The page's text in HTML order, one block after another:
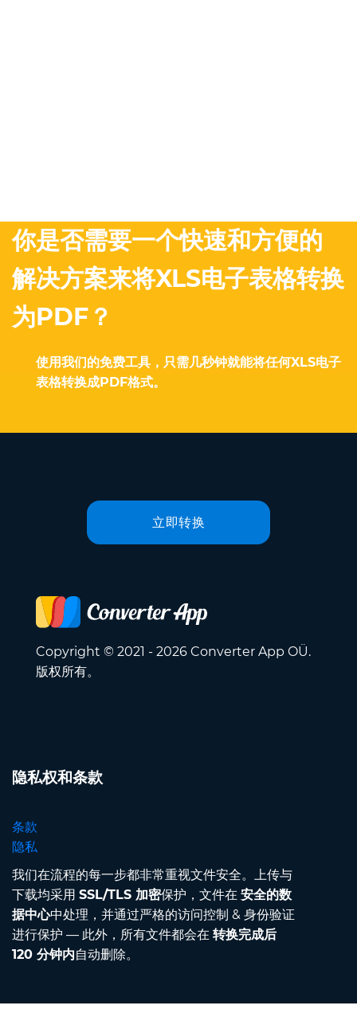
你是否需要一个快速和方便的
解决方案来将XLS电子表格转换
为PDF？
使用我们的免费工具，只需几秒钟就能将任何XLS电子
表格转换成PDF格式。
立即转换
Copyright © 2021 - 2026 Converter App OÜ.
版权所有。
隐私权和条款
条款
隐私
我们在流程的每一步都非常重视文件安全。上传与
下载均采用 SSL/TLS 加密保护，文件在 安全的数
据中心中处理，并通过严格的访问控制 & 身份验证
进行保护 — 此外，所有文件都会在 转换完成后
120 分钟内自动删除。